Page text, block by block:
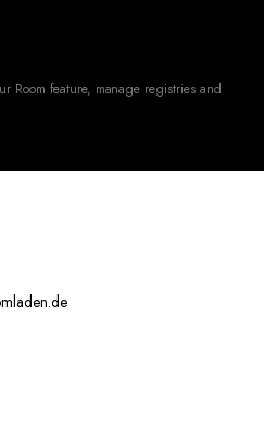
Room feature, manage registries and